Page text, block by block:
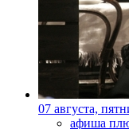
07 августа,
афиша